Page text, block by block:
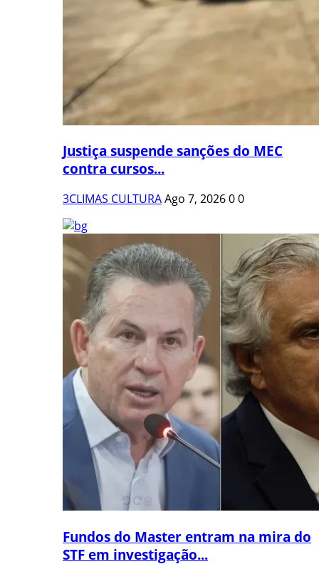
Justiça suspende sanções do MEC
contra cursos...
3CLIMAS CULTURAAgo 7, 202600
Fundos do Master entram na mira do
STF em investigação...